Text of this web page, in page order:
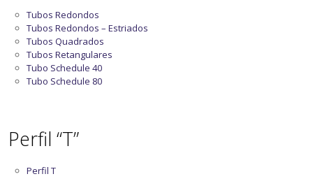
Tubos Redondos
Tubos Redondos – Estriados
Tubos Quadrados
Tubos Retangulares
Tubo Schedule 40
Tubo Schedule 80
Perfil “T”
Perfil T